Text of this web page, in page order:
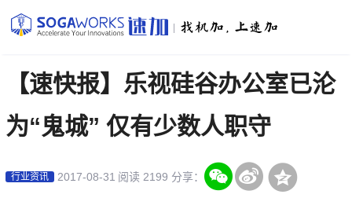
【速快报】乐视硅谷办公室已沦
为“鬼城” 仅有少数人职守
行业资讯 2017-08-31 阅读 2199 分享：